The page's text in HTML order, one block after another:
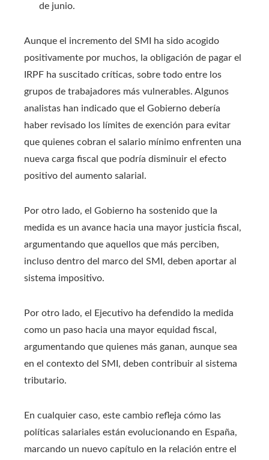
de junio.
Aunque el incremento del SMI ha sido acogido
positivamente por muchos, la obligación de pagar el
IRPF ha suscitado críticas, sobre todo entre los
grupos de trabajadores más vulnerables. Algunos
analistas han indicado que el Gobierno debería
haber revisado los límites de exención para evitar
que quienes cobran el salario mínimo enfrenten una
nueva carga fiscal que podría disminuir el efecto
positivo del aumento salarial.
Por otro lado, el Gobierno ha sostenido que la
medida es un avance hacia una mayor justicia fiscal,
argumentando que aquellos que más perciben,
incluso dentro del marco del SMI, deben aportar al
sistema impositivo.
Por otro lado, el Ejecutivo ha defendido la medida
como un paso hacia una mayor equidad fiscal,
argumentando que quienes más ganan, aunque sea
en el contexto del SMI, deben contribuir al sistema
tributario.
En cualquier caso, este cambio refleja cómo las
políticas salariales están evolucionando en España,
marcando un nuevo capítulo en la relación entre el